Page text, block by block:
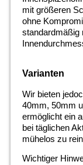
mit größeren
ohne
standardmäßig
Varianten
Wir bieten
40mm, 50mm
ermöglicht ein
bei täglichen
mühelos zu
Wichtiger